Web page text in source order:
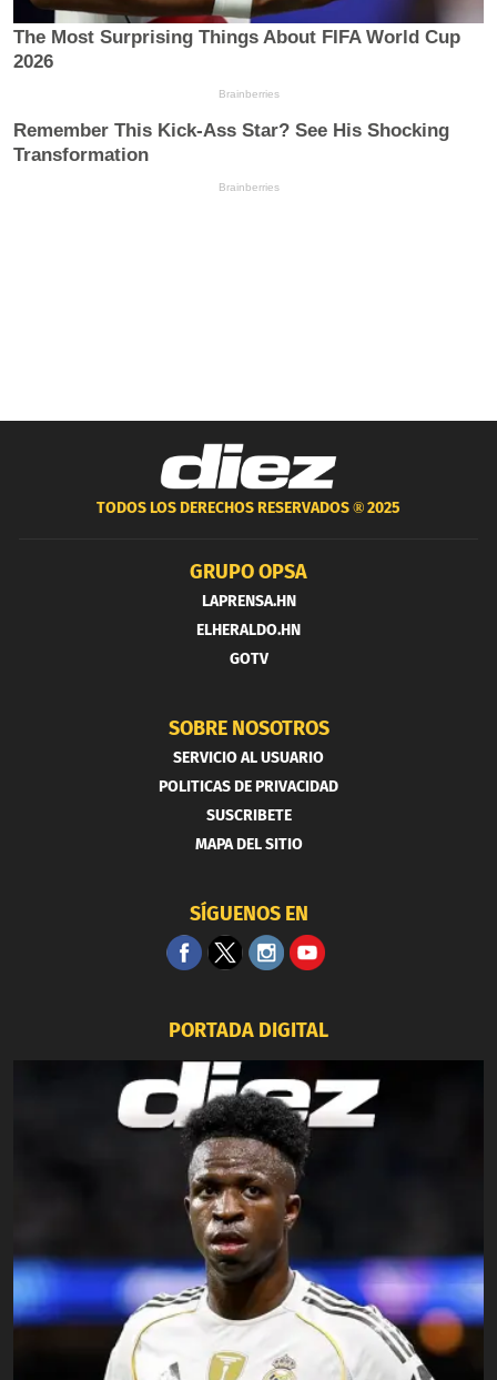
TODOS LOS DERECHOS RESERVADOS ®2025
GRUPO OPSA
LAPRENSA.HN
ELHERALDO.HN
GOTV
SOBRE NOSOTROS
SERVICIO AL USUARIO
POLITICAS DE PRIVACIDAD
SUSCRIBETE
MAPA DEL SITIO
SÍGUENOS EN
PORTADA DIGITAL